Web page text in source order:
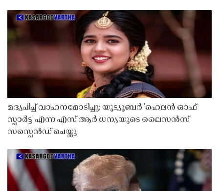
മദ്യപിച്ച് വാഹനമോടിച്ചു; യൂട്യൂബർ 'ഹെലൻ ഓഫ്
സ്പാർട്ട' എന്ന എസ് ആർ ധന്യയുടെ ലൈസൻസ്
സസ്പെൻഡ് ചെയ്തു ​​​​​​​